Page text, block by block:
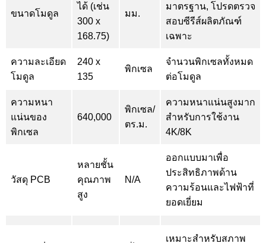
ขนาดโมดูล
ได้ (เช่น
300 x
168.75)
มม.
มาตรฐาน, โปรดตรวจ
สอบซีรีส์ผลิตภัณฑ์
เฉพาะ
ความละเอียด
โมดูล
240 x
135
พิกเซล
จำนวนพิกเซลทั้งหมด
ต่อโมดูล
ความหนา
แน่นของ
พิกเซล
640,000
พิกเซล/
ตร.ม.
ความหนาแน่นสูงมาก
สำหรับการใช้งาน
4K/8K
วัสดุ PCB
หลายชั้น
คุณภาพ
สูง
N/A
ออกแบบมาเพื่อ
ประสิทธิภาพด้าน
ความร้อนและไฟฟ้าที่
ยอดเยี่ยม
เหมาะสำหรับสภาพ